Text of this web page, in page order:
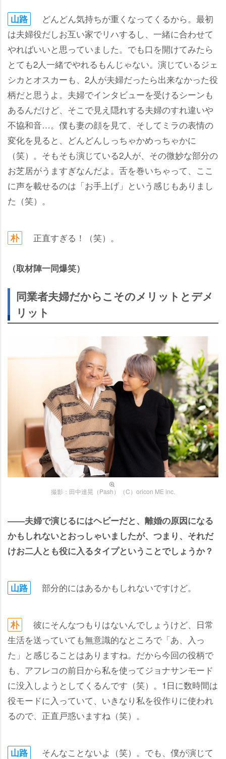
山路
どんどん気持ちが重くなってくるから。最初
は夫婦役だしお互い家でリハするし、一緒に合わせて
ればいいと思っていました。でも口を開けてみたら
とても2人一緒でやれるもんじゃない。演じているジェ
シカとオスカーも、2人が夫婦だったら出来なかった役
柄だと思うよ。夫婦でインタビューを受けるシーンも
あるんだけど、そこで見え隠れする夫婦のすれ違い
不協和音…。僕も妻の顔を見て、そしてミラの表情の
変化を見ると、どんどんしっちゃかめっちゃかに
（笑）。そもそも演じている2人が、その微妙な部分の
お芝居がうますぎなんだよ。舌を巻いちゃって、ここ
に声を載せるのは「お手上げ」という感じもありまし
た（笑）。
朴 正直すぎる！（笑）。
（取材陣一同爆笑）
同業者夫婦だからこそのメリットとデメ
リット
撮影：田中達晃（Pash）（C）oricon ME inc.
――夫婦で演じるにはヘビーだと、離婚の原因になる
かもしれないとおっしゃいましたが、つまり、それだ
けお二人とも役に入るタイプということでしょうか？
山路 部分的にはあるかもしれないですけど。
朴
彼にそんなつもりはないんでしょうけど、日常
生活を送っていても無意識的なところで「あ、入っ
た」と感じることはありますね。だから今回の役柄で
も、アフレコの前日から私を使ってジョナサンモード
に没入しようとしてくるんです（笑）。1日に数時間は
役モードに入っていて、いきなり私を役作りに使われ
るので、正直戸惑いますね（笑）。
山路
そんなことないよ（笑）。でも、僕が演じて